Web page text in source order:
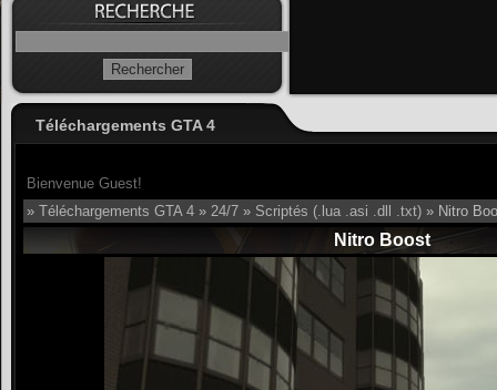
Téléchargements GTA 4
Bienvenue Guest!
» Téléchargements GTA 4 » 24/7 » Scriptés (.lua .asi .dll .txt) » Nitro
Nitro Boost